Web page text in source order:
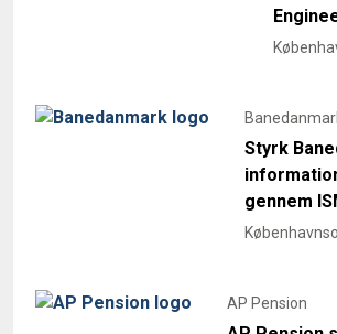
Styrk
gennem
AP Pension